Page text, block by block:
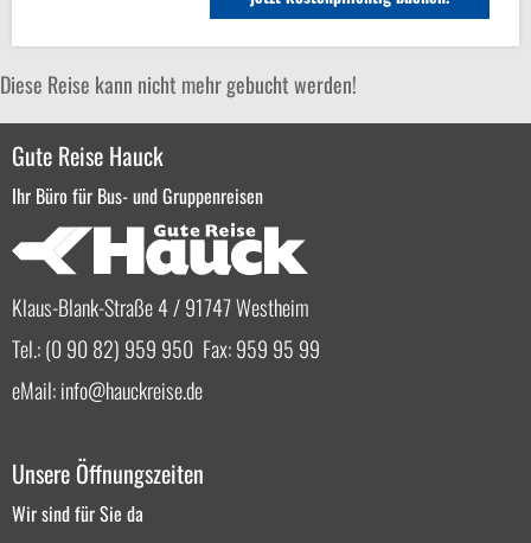
Diese Reise kann nicht mehr gebucht werden!
Gute Reise Hauck
Ihr Büro für Bus- und Gruppenreisen
Klaus-Blank-Straße 4 / 91747 Westheim
Tel.: (0 90 82) 959 950 Fax: 959 95 99
eMail:info hauckreise.de
Unsere Öffnungszeiten
Wir sind für Sie da